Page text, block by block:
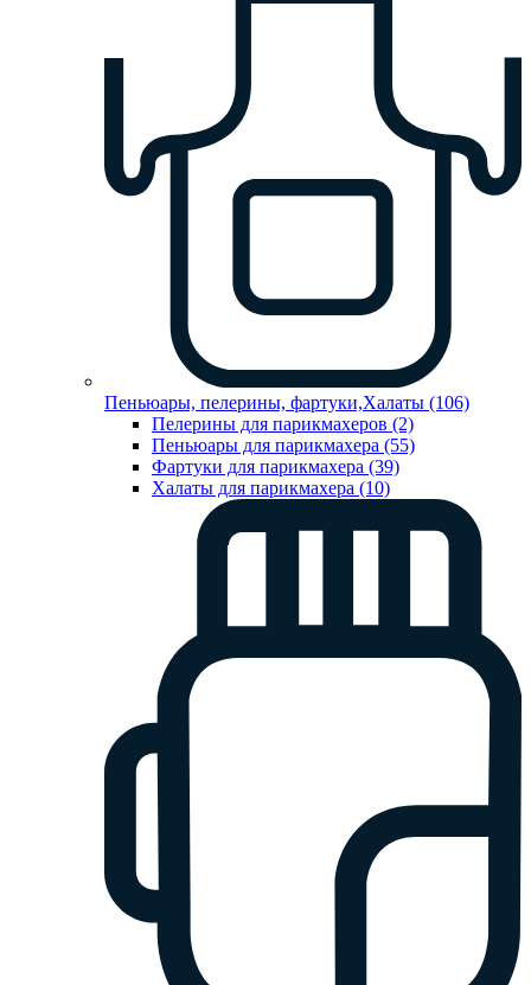
Пеньюары, пелерины, фартуки,Халаты (106)
Пелерины для парикмахеров (2)
Пеньюары для парикмахера (55)
Фартуки для парикмахера (39)
Халаты для парикмахера (10)